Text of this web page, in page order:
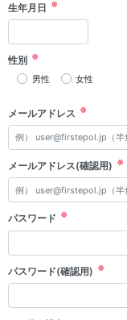
生年月日
性別
男性 女性
メールアドレス
メールアドレス(確認用)
パスワード
パスワード(確認用)